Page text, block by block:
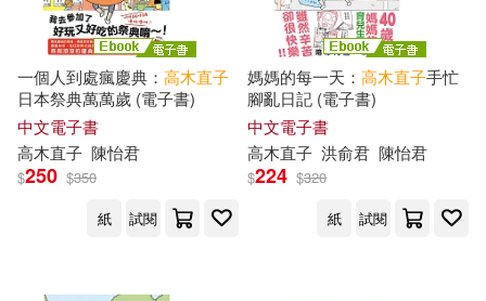
一個人到處瘋慶典： 高木直子
日本祭典萬萬歲 (電子書)
中文電子書
高木直子 陳怡君
$250 $350
紙
試閱
媽媽的每一天： 高木直子手忙
腳亂日記 (電子書)
中文電子書
高木直子 洪俞君 陳怡君
$224 $320
紙
試閱